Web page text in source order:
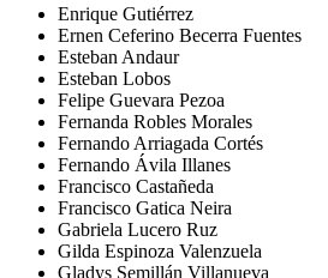
Enrique Gutiérrez
Ernen Ceferino Becerra Fuentes
Esteban Andaur
Esteban Lobos
Felipe Guevara Pezoa
Fernanda Robles Morales
Fernando Arriagada Cortés
Fernando Ávila Illanes
Francisco Castañeda
Francisco Gatica Neira
Gabriela Lucero Ruz
Gilda Espinoza Valenzuela
Gladys Semillán Villanueva